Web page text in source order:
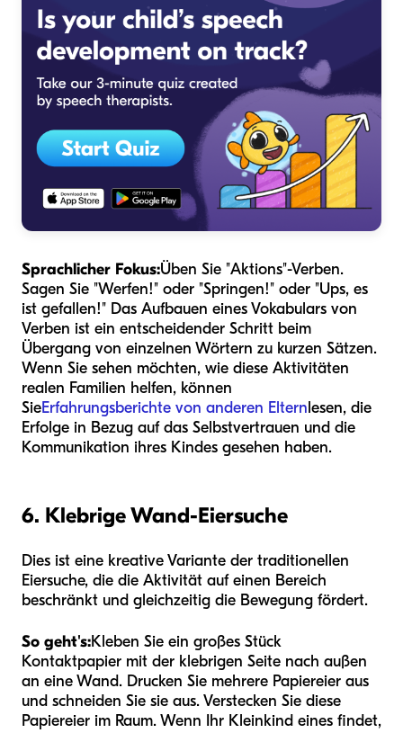
Sprachlicher Fokus:Üben Sie "Aktions"-Verben.
Sagen Sie "Werfen!" oder "Springen!" oder "Ups, es
ist gefallen!" Das Aufbauen eines Vokabulars von
Verben ist ein entscheidender Schritt beim
Übergang von einzelnen Wörtern zu kurzen Sätzen.
Wenn Sie sehen möchten, wie diese Aktivitäten
realen Familien helfen, können
SieErfahrungsberichte von anderen Elternlesen, die
Erfolge in Bezug auf das Selbstvertrauen und die
Kommunikation ihres Kindes gesehen haben.
6. Klebrige Wand-Eiersuche
Dies ist eine kreative Variante der traditionellen
Eiersuche, die die Aktivität auf einen Bereich
beschränkt und gleichzeitig die Bewegung fördert.
So geht's:Kleben Sie ein großes Stück
Kontaktpapier mit der klebrigen Seite nach außen
an eine Wand. Drucken Sie mehrere Papiereier aus
und schneiden Sie sie aus. Verstecken Sie diese
Papiereier im Raum. Wenn Ihr Kleinkind eines findet,